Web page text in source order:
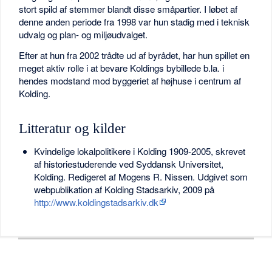
stort spild af stemmer blandt disse småpartier. I løbet af
denne anden periode fra 1998 var hun stadig med i teknisk
udvalg og plan- og miljøudvalget.
Efter at hun fra 2002 trådte ud af byrådet, har hun spillet en
meget aktiv rolle i at bevare Koldings bybillede b.la. i
hendes modstand mod byggeriet af højhuse i centrum af
Kolding.
Litteratur og kilder
Kvindelige lokalpolitikere i Kolding 1909-2005, skrevet
af historiestuderende ved Syddansk Universitet,
Kolding. Redigeret af Mogens R. Nissen. Udgivet som
webpublikation af Kolding Stadsarkiv, 2009 på
http://www.koldingstadsarkiv.dk